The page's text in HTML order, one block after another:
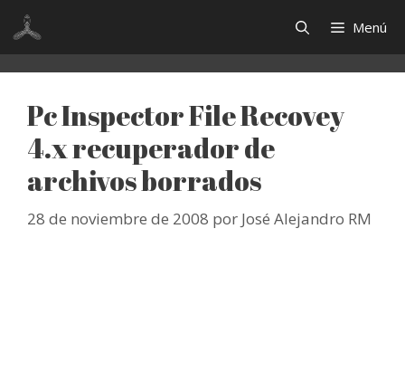
Saltar
contenido
Menú
Pc Inspector File Recovey
4.x recuperador de
archivos borrados
28 de noviembre de 2008 por José Alejandro RM